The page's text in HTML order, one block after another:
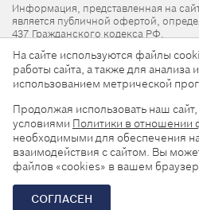
Информация, представленная на
является публичной офертой,
437 Гражданского кодекса РФ.
Нормативная документация
ADP в социальных сетях
© 2026, ООО «АвтоДизельПарт». Все
Разработка сайта —
На сайте используются файлы
работы сайта, а также для анализа
использованием метрической
Продолжая использовать наш
условиями Политики в отношении
необходимыми для обеспечения
взаимодействия с сайтом. Вы
файлов «cookies» в вашем
СОГЛАСЕН